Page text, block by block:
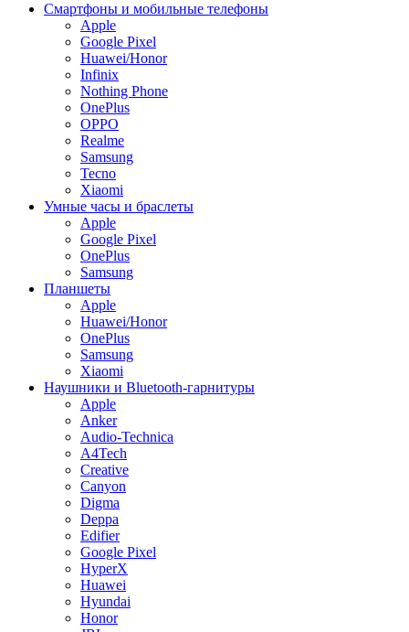
Смартфоны и мобильные телефоны
Apple
Google Pixel
Huawei/Honor
Infinix
Nothing Phone
OnePlus
OPPO
Realme
Samsung
Tecno
Xiaomi
Умные часы и браслеты
Apple
Google Pixel
OnePlus
Samsung
Планшеты
Apple
Huawei/Honor
OnePlus
Samsung
Xiaomi
Наушники и Bluetooth-гарнитуры
Apple
Anker
Audio-Technica
A4Tech
Creative
Canyon
Digma
Deppa
Edifier
Google Pixel
HyperX
Huawei
Hyundai
Honor